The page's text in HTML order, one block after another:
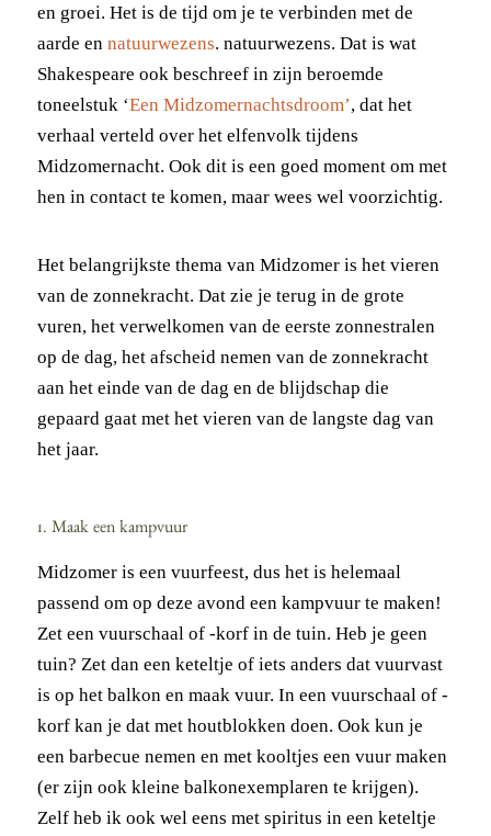
en groei. Het is de tijd om je te verbinden met de
aarde en natuurwezens. natuurwezens. Dat is wat
Shakespeare ook beschreef in zijn beroemde
toneelstuk ‘Een Midzomernachtsdroom’, dat het
verhaal verteld over het elfenvolk tijdens
Midzomernacht. Ook dit is een goed moment om met
hen in contact te komen, maar wees wel voorzichtig.
Het belangrijkste thema van Midzomer is het vieren
van de zonnekracht. Dat zie je terug in de grote
vuren, het verwelkomen van de eerste zonnestralen
op de dag, het afscheid nemen van de zonnekracht
aan het einde van de dag en de blijdschap die
gepaard gaat met het vieren van de langste dag van
het jaar.
1. Maak een kampvuur
Midzomer is een vuurfeest, dus het is helemaal
passend om op deze avond een kampvuur te maken!
Zet een vuurschaal of -korf in de tuin. Heb je geen
tuin? Zet dan een keteltje of iets anders dat vuurvast
is op het balkon en maak vuur. In een vuurschaal of -
korf kan je dat met houtblokken doen. Ook kun je
een barbecue nemen en met kooltjes een vuur maken
(er zijn ook kleine balkonexemplaren te krijgen).
Zelf heb ik ook wel eens met spiritus in een keteltje